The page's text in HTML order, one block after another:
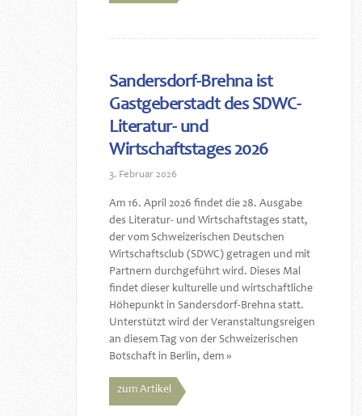
Sandersdorf-Brehna ist
Gastgeberstadt des SDWC-
Literatur- und
Wirtschaftstages 2026
3. Februar 2026
Am 16. April 2026 findet die 28. Ausgabe
des Literatur- und Wirtschaftstages statt,
der vom Schweizerischen Deutschen
Wirtschaftsclub (SDWC) getragen und mit
Partnern durchgeführt wird. Dieses Mal
findet dieser kulturelle und wirtschaftliche
Höhepunkt in Sandersdorf-Brehna statt.
Unterstützt wird der Veranstaltungsreigen
an diesem Tag von der Schweizerischen
Botschaft in Berlin, dem »
zum Artikel